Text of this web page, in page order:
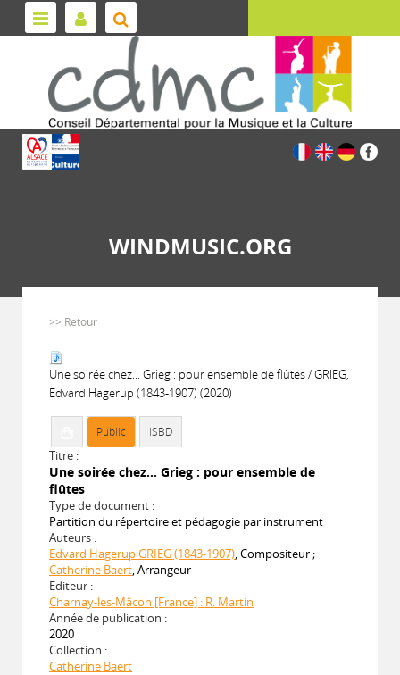
WINDMUSIC.ORG
>> Retour
Une soirée chez... Grieg : pour ensemble de flûtes / GRIEG,
Edvard Hagerup (1843-1907) (2020)
Public ISBD
Titre :
Une soirée chez... Grieg : pour ensemble de
flûtes
Type de document :
Partition du répertoire et pédagogie par instrument
Auteurs :
Edvard Hagerup GRIEG (1843-1907), Compositeur ;
Catherine Baert, Arrangeur
Editeur :
Charnay-les-Mâcon [France] : R. Martin
Année de publication :
2020
Collection :
Catherine Baert